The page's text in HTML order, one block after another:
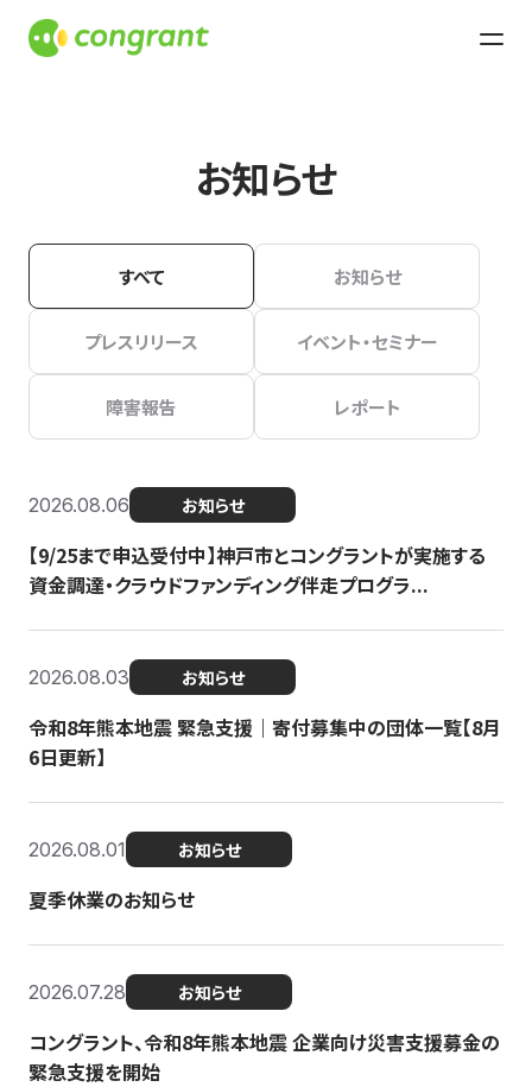
お知らせ
すべて お知らせ
プレスリリース イベント・セミナー
障害報告 レポート
2026.08.06 お知らせ
【9/25まで申込受付中】神戸市とコングラントが実施する
資金調達・クラウドファンディング伴走プログラ...
2026.08.03 お知らせ
令和8年熊本地震 緊急支援｜寄付募集中の団体一覧【8月
6日更新】
2026.08.01 お知らせ
夏季休業のお知らせ
2026.07.28 お知らせ
コングラント、令和8年熊本地震 企業向け災害支援募金の
緊急支援を開始